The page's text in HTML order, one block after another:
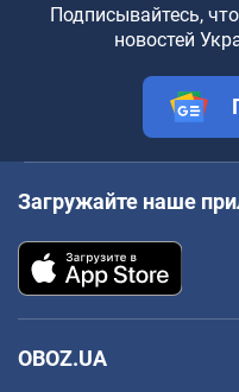
Подписывайтесь,
новостей
Загружайте наше
OBOZ.UA